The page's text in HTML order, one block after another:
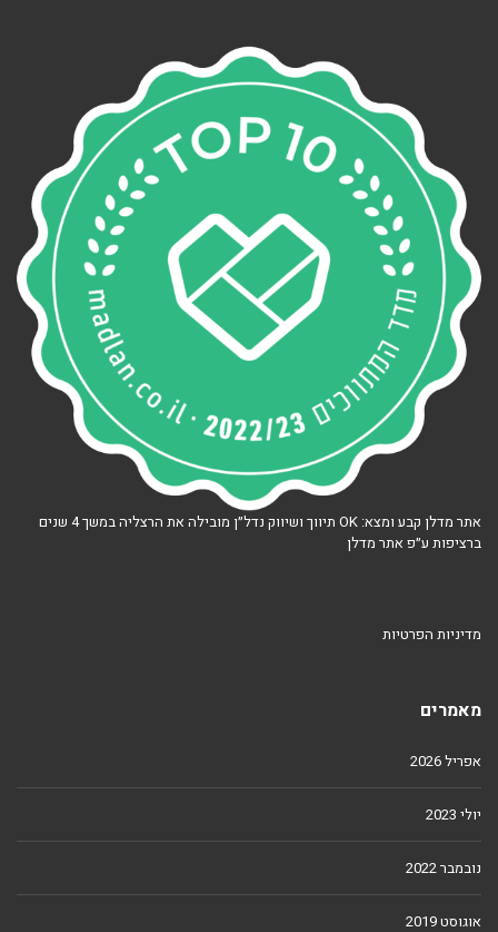
אתר מדלן קבע ומצא: OK תיווך ושיווק נדל״ן מובילה את הרצליה במשך 4 שנים
ברציפות ע״פ אתר מדלן
מדיניות הפרטיות
מאמרים
אפריל 2026
יולי 2023
נובמבר 2022
אוגוסט 2019